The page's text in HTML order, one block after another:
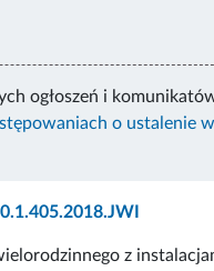
ogłoszeń i
o ustalenie
z